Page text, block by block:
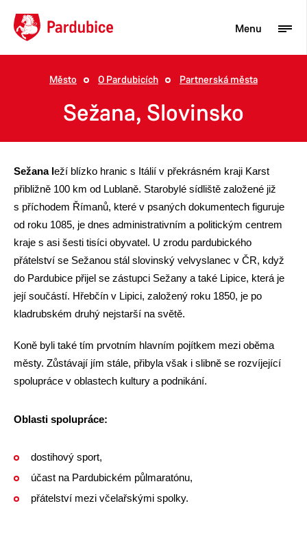
Turista
Aktuality
Podnikatel
Město
Město O Pardubicích Partnerská města
Sežana, Slovinsko
Sežana leží blízko hranic s Itálií v překrásném kraji Karst
přibližně 100 km od Lublaně. Starobylé sídliště založené již
s příchodem Římanů, které v psaných dokumentech figuruje
od roku 1085, je dnes administrativním a politickým centrem
kraje s asi šesti tisíci obyvatel. U zrodu pardubického
přátelství se Sežanou stál slovinský velvyslanec v ČR, když
do Pardubice přijel se zástupci Sežany a také Lipice, která je
její součástí. Hřebčín v Lipici, založený roku 1850, je po
kladrubském druhý nejstarší na světě.
Koně byli také tím prvotním hlavním pojítkem mezi oběma
městy. Zůstávají jím stále, přibyla však i slibně se rozvíjející
spolupráce v oblastech kultury a podnikání.
Oblasti spolupráce:
dostihový sport,
účast na Pardubickém půlmaratónu,
přátelství mezi včelařskými spolky.
Menu